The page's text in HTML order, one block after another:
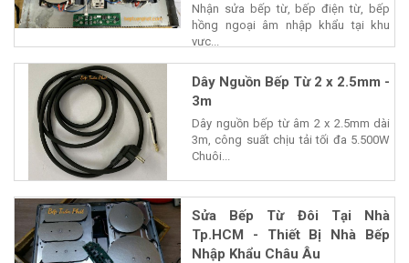
Nhận sửa bếp từ, bếp điện từ, bếp
hồng ngoại âm nhập khẩu tại khu
vực...
Dây Nguồn Bếp Từ 2 x 2.5mm -
3m
Dây nguồn bếp từ âm 2 x 2.5mm dài
3m, công suất chịu tải tối đa 5.500W
Chuôi...
Sửa Bếp Từ Đôi Tại Nhà
Tp.HCM - Thiết Bị Nhà Bếp
Nhập Khẩu Châu Âu